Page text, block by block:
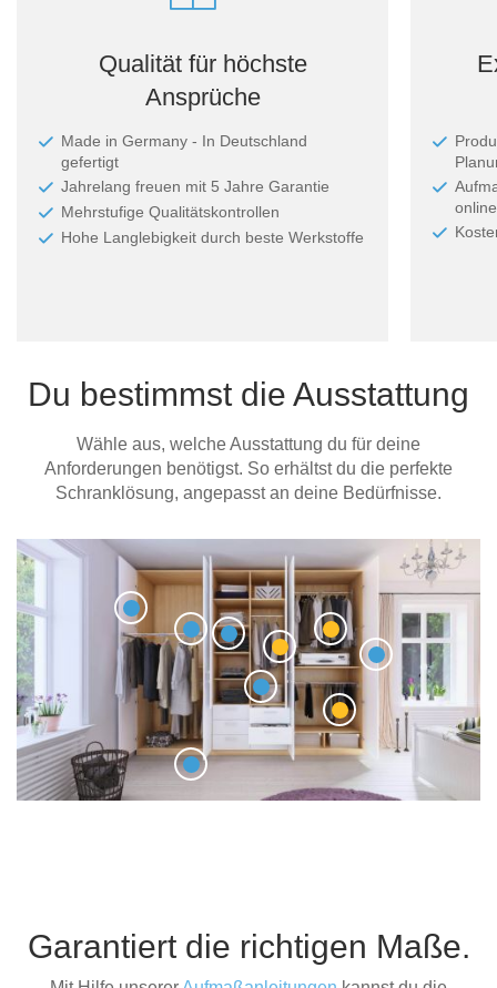
Qualität für höchste
Ansprüche
Made in Germany - In Deutschland
gefertigt
Jahrelang freuen mit 5 Jahre Garantie
Mehrstufige Qualitätskontrollen
Hohe Langlebigkeit durch beste Werkstoffe
Du bestimmst die Ausstattung
Wähle aus, welche Ausstattung du für deine
Anforderungen benötigst. So erhältst du die perfekte
Schranklösung, angepasst an deine Bedürfnisse.
Garantiert die richtigen Maße.